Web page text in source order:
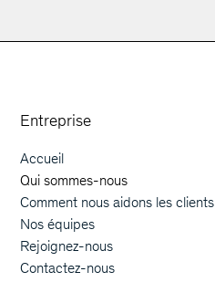
Entreprise
Main navigation
Accueil
Qui sommes-nous
Comment nous aidons les clients
Nos équipes
Rejoignez-nous
Contactez-nous